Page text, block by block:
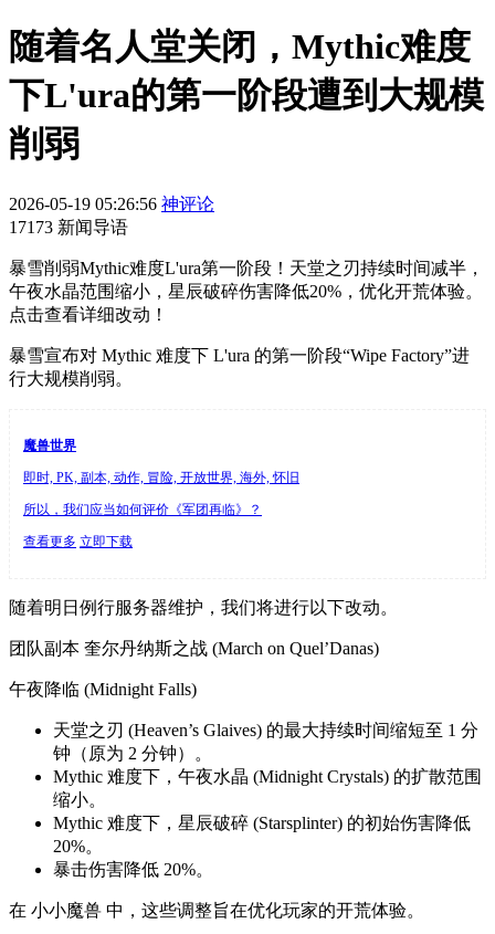
随着名人堂关闭，Mythic难度
下L'ura的第一阶段遭到大规模
削弱
2026-05-19 05:26:56 神评论
17173 新闻导语
暴雪削弱Mythic难度L'ura第一阶段！天堂之刃持续时间减半，
午夜水晶范围缩小，星辰破碎伤害降低20%，优化开荒体验。
点击查看详细改动！
暴雪宣布对 Mythic 难度下 L'ura 的第一阶段“Wipe Factory”进
行大规模削弱。
魔兽世界
即时, PK, 副本, 动作, 冒险, 开放世界, 海外, 怀旧
所以，我们应当如何评价《军团再临》？
查看更多 立即下载
随着明日例行服务器维护，我们将进行以下改动。
团队副本 奎尔丹纳斯之战 (March on Quel’Danas)
午夜降临 (Midnight Falls)
天堂之刃 (Heaven’s Glaives) 的最大持续时间缩短至 1 分
钟（原为 2 分钟）。
Mythic 难度下，午夜水晶 (Midnight Crystals) 的扩散范围
缩小。
Mythic 难度下，星辰破碎 (Starsplinter) 的初始伤害降低
20%。
暴击伤害降低 20%。
在 小小魔兽 中，这些调整旨在优化玩家的开荒体验。